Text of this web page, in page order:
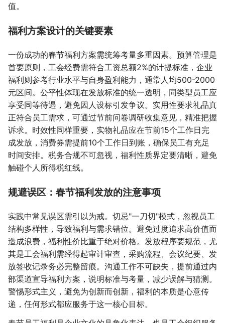
值。
福利方案设计的关键要素
一份成功的春节福利方案需统筹考量多重因素。预算管理是
首要原则，工会经费需符合工资总额2%的计提标准，企业
福利则参考行业水平与自身盈利能力，通常人均500-2000
元区间。公平性体现在发放标准的统一透明，同类型员工应
享受同等待遇，避免因人设标引发争议。实用性要求礼品真
正符合员工需求，可通过节前问卷调研收集意见，精准把握
诉求。时效性同样重要，实物礼品应在节前15个工作日完
成发放，消费券需提前10个工作日到账，确保员工有充足
时间安排。税务合规不可忽视，福利性质界定要清晰，避免
触碰个人所得税红线。
规避误区：春节福利发放的注意事项
实践中常见误区需引以为戒。切忌"一刀切"模式，忽视员工
结构多样性，导致福利与需求错位。避免过度追求高价值而
造成浪费，福利性价比重于绝对价格。发放程序要规范，尤
其是工会福利需经得起审计审查，采购流程、会议纪要、发
放签收记录务必完整留痕。沟通工作不可缺失，提前通过内
部渠道宣导福利方案，说明标准与考量，减少误解与猜测。
警惕形式主义，避免为创新而创新，福利的本质是心意传
递，任何形式都应服务于这一核心目标。